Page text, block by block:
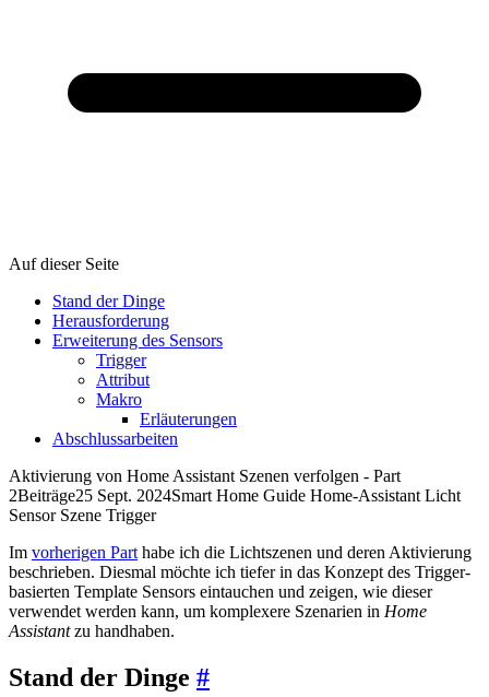
Auf dieser Seite
Stand der Dinge
Herausforderung
Erweiterung des Sensors
Trigger
Attribut
Makro
Erläuterungen
Abschlussarbeiten
Aktivierung von Home Assistant Szenen verfolgen - Part
2Beiträge25 Sept. 2024Smart Home Guide Home-Assistant Licht
Sensor Szene Trigger
Im vorherigen Parthabe ich die Lichtszenen und deren Aktivierung
beschrieben. Diesmal möchte ich tiefer in das Konzept des Trigger-
basierten Template Sensors eintauchen und zeigen, wie dieser
verwendet werden kann, um komplexere Szenarien in Home
Assistantzu handhaben.
Stand der Dinge #